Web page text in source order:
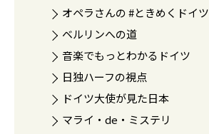
オペラさんの #ときめくドイツ
ベルリンへの道
音楽でもっとわかるドイツ
日独ハーフの視点
ドイツ大使が見た日本
マライ・de・ミステリ